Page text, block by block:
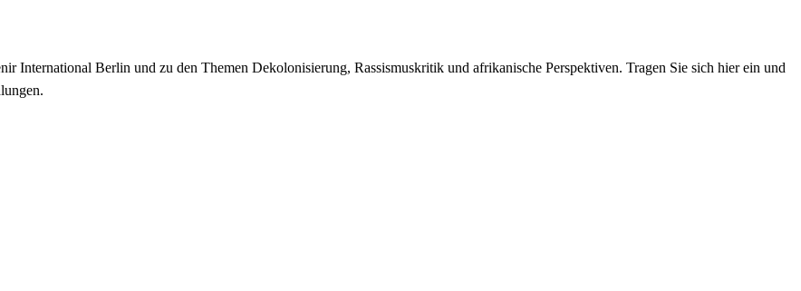
International Berlin und zu den Themen Dekolonisierung, Rassismuskritik und afrikanische Perspektiven. Tragen Sie sich hier ein und